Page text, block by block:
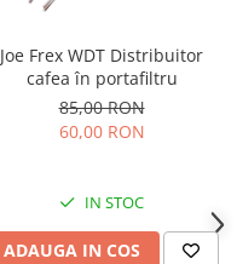
Joe Frex WDT Distribuitor
cafea în portafiltru
85,00 RON
60,00 RON
IN STOC
ADAUGA IN COS